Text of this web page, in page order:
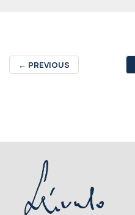
← PREVIOUS